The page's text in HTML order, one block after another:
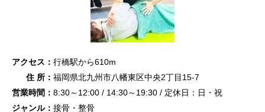
アクセス： 行橋駅から610m
住 所： 福岡県北九州市八幡東区中央2丁目15-7
営業時間： 8:30～12:00 / 14:30～19:30 / 定休日：日・祝
ジャンル： 接骨・整骨